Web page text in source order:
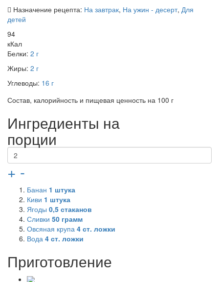
Назначение рецепта: На завтрак, На ужин - десерт, Для
детей
94
кКал
Белки: 2 г
Жиры: 2 г
Углеводы: 16 г
Состав, калорийность и пищевая ценность на 100 г
Ингредиенты на
порции
+ -
Банан 1 штука
Киви 1 штука
Ягоды 0,5 стаканов
Сливки 50 грамм
Овсяная крупа 4 ст. ложки
Вода 4 ст. ложки
Приготовление